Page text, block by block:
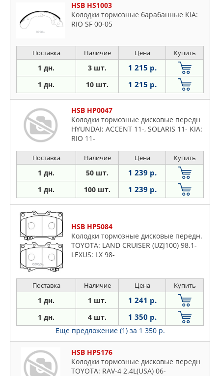
HSB HS1003
Колодки тормозные барабанные KIA:
RIO SF 00-05
Поставка Наличие Цена Купить
1 дн. 3 шт. 1 215 р.
1 дн. 10 шт. 1 215 р.
HSB HP0047
Колодки тормозные дисковые передн
HYUNDAI: ACCENT 11-, SOLARIS 11- KIA:
RIO 11-
Поставка Наличие Цена Купить
1 дн. 50 шт. 1 239 р.
1 дн. 100 шт. 1 239 р.
HSB HP5084
Колодки тормозные дисковые передн.
TOYOTA: LAND CRUISER (UZJ100) 98.1-
LEXUS: LX 98-
Поставка Наличие Цена Купить
1 дн. 1 шт. 1 241 р.
1 дн. 4 шт. 1 350 р.
Еще предложение (1) за 1 350 р.
HSB HP5176
Колодки тормозные дисковые передн
TOYOTA: RAV-4 2.4L(USA) 06-